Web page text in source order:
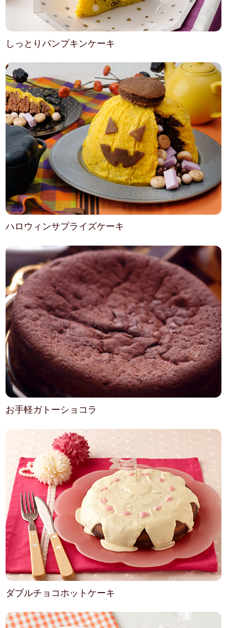
しっとりパンプキンケーキ
ハロウィンサプライズケーキ
お手軽ガトーショコラ
ダブルチョコホットケーキ